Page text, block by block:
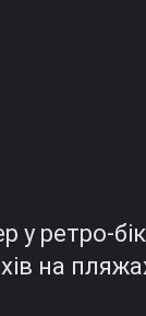
у ретро-
на